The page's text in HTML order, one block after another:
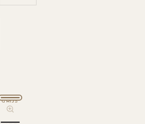
GRIJS